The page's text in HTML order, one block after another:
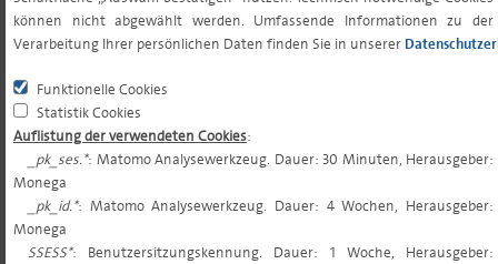
können nicht abgewählt werden. Umfassende Informationen zu der
Verarbeitung Ihrer persönlichen Daten finden Sie in unserer
Funktionelle Cookies
Statistik Cookies
Auflistung der verwendeten Cookies:
_pk_ses.*: Matomo Analysewerkzeug. Dauer: 30 Minuten, Herausgeber:
Monega
_pk_id.*: Matomo Analysewerkzeug. Dauer: 4 Wochen, Herausgeber:
Monega
SSESS*: Benutzersitzungskennung. Dauer: 1 Woche, Herausgeber:
MINDESTVERGÜTUNG P.A.¹
GESAMTKOSTENQUOTE (TER)² 0,50%
PERFORMANCE FEE